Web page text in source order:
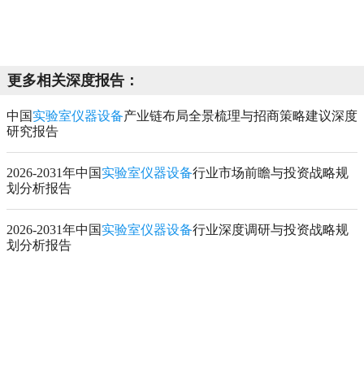
更多相关深度报告：
中国 实验室仪器设备产业链布局全景梳理与招商策略建议深度
研究报告
2026-2031年中国 实验室仪器设备行业市场前瞻与投资战略规
划分析报告
2026-2031年中国 实验室仪器设备行业深度调研与投资战略规
划分析报告